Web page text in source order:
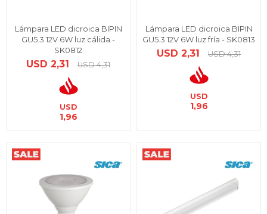
Lámpara LED dicroica BIPIN
GU5.3 12V 6W luz cálida -
SK0812
USD 2,31 USD 4,31
USD
1,96
Lámpara LED dicroica BIPIN
GU5.3 12V 6W luz fría - SK0813
USD 2,31 USD 4,31
USD
1,96